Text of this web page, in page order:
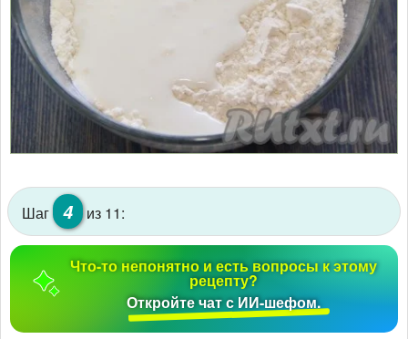
Шаг 4 из 11:
Что-то непонятно и есть вопросы к этому
рецепту?
Откройте чат с ИИ-шефом.